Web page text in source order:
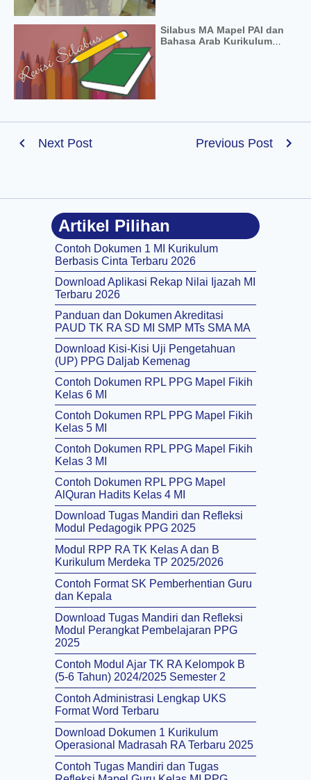
Silabus MA Mapel PAI dan
Bahasa Arab Kurikulum
Next Post Previous Post
Artikel Pilihan
Contoh Dokumen 1 MI Kurikulum
Berbasis Cinta Terbaru 2026
Download Aplikasi Rekap Nilai Ijazah MI
Terbaru 2026
Panduan dan Dokumen Akreditasi
PAUD TK RA SD MI SMP MTs SMA MA
Download Kisi-Kisi Uji Pengetahuan
(UP) PPG Daljab Kemenag
Contoh Dokumen RPL PPG Mapel Fikih
Kelas 6 MI
Contoh Dokumen RPL PPG Mapel Fikih
Kelas 5 MI
Contoh Dokumen RPL PPG Mapel Fikih
Kelas 3 MI
Contoh Dokumen RPL PPG Mapel
AlQuran Hadits Kelas 4 MI
Download Tugas Mandiri dan Refleksi
Modul Pedagogik PPG 2025
Modul RPP RA TK Kelas A dan B
Kurikulum Merdeka TP 2025/2026
Contoh Format SK Pemberhentian Guru
dan Kepala
Download Tugas Mandiri dan Refleksi
Modul Perangkat Pembelajaran PPG
2025
Contoh Modul Ajar TK RA Kelompok B
(5-6 Tahun) 2024/2025 Semester 2
Contoh Administrasi Lengkap UKS
Format Word Terbaru
Download Dokumen 1 Kurikulum
Operasional Madrasah RA Terbaru 2025
Contoh Tugas Mandiri dan Tugas